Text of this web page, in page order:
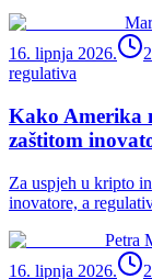
16. lipnja 2026.
2
regulativa
Kako Amerika
zaštitom
Za uspjeh u kripto
inovatore, a
Petra
16. lipnja 2026.
2